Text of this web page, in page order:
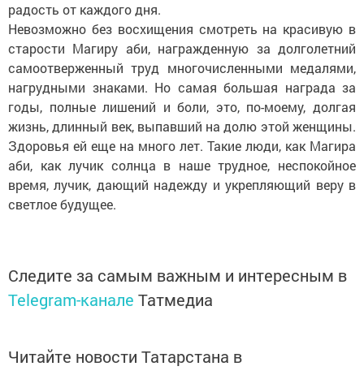
радость от каждого дня.
Невозможно без восхищения смотреть на красивую в
старости Магиру аби, награжденную за долголетний
самоотверженный труд многочисленными медалями,
нагрудными знаками. Но самая большая награда за
годы, полные лишений и боли, это, по-моему, долгая
жизнь, длинный век, выпавший на долю этой женщины.
Здоровья ей еще на много лет. Такие люди, как Магира
аби, как лучик солнца в наше трудное, неспокойное
время, лучик, дающий надежду и укрепляющий веру в
светлое будущее.
Следите за самым важным и интересным в
Telegram-канале Татмедиа
Читайте новости Татарстана в